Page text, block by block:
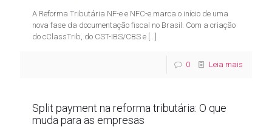
A Reforma Tributária NF-e e NFC-e marca o início de uma
nova fase da documentação fiscal no Brasil. Com a criação
do cClassTrib, do CST-IBS/CBS e […]
0 Leia mais
Split payment na reforma tributária: O que
muda para as empresas